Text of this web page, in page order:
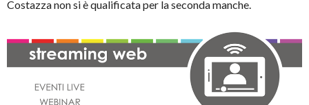
Costazza non si è qualificata per la seconda manche.